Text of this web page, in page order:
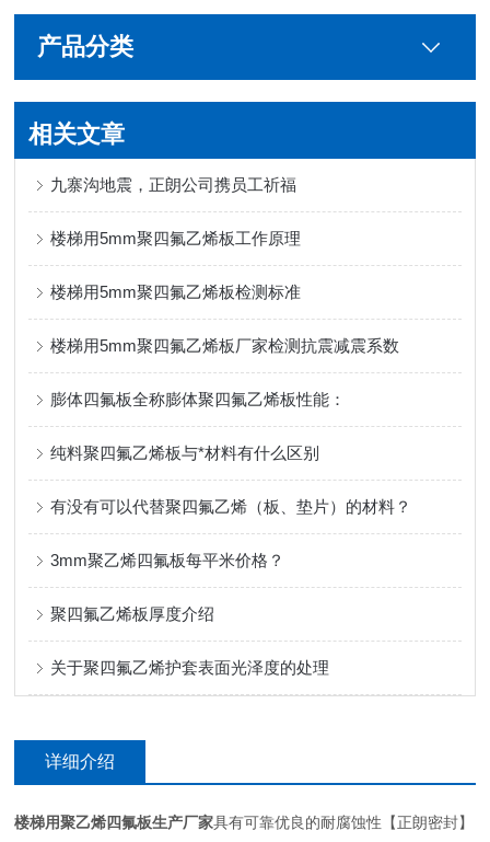
产品分类
相关文章
九寨沟地震，正朗公司携员工祈福
楼梯用5mm聚四氟乙烯板工作原理
楼梯用5mm聚四氟乙烯板检测标准
楼梯用5mm聚四氟乙烯板厂家检测抗震减震系数
膨体四氟板全称膨体聚四氟乙烯板性能：
纯料聚四氟乙烯板与*材料有什么区别
有没有可以代替聚四氟乙烯（板、垫片）的材料？
3mm聚乙烯四氟板每平米价格？
聚四氟乙烯板厚度介绍
关于聚四氟乙烯护套表面光泽度的处理
详细介绍
楼梯用聚乙烯四氟板生产厂家具有可靠优良的耐腐蚀性【正朗密封】